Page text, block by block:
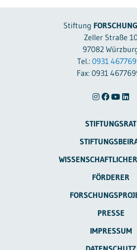
Stiftung
Zeller Straße
97082
Tel.: 0931
Fax: 0931
STIFTUNGSRAT
FÖRDERER
PRESSE
IMPRESSUM